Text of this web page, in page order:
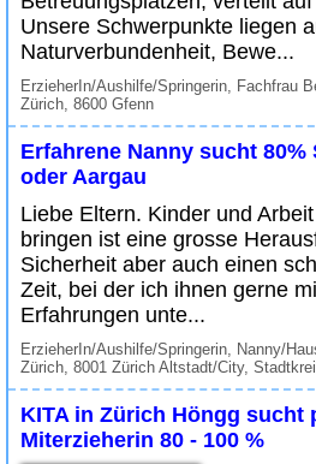
Unsere Schwerpunkte liegen
Naturverbundenheit, Bewe...
ErzieherIn/Aushilfe/Springerin, Fachfrau
Zürich, 8600 Gfenn
Erfahrene Nanny sucht
oder Aargau
Liebe Eltern. Kinder und
bringen ist eine grosse
Sicherheit aber auch einen
Zeit, bei der ich ihnen gerne
Erfahrungen unte...
ErzieherIn/Aushilfe/Springerin, Nanny/
Zürich, 8001 Zürich Altstadt/City,
KITA in Zürich Höngg sucht
Miterzieherin 80 - 100 %